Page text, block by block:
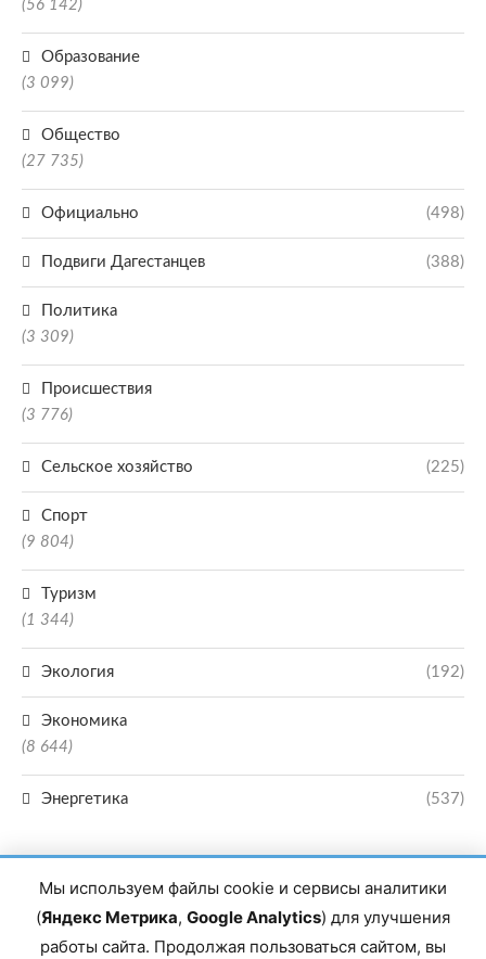
(56 142)
Образование
(3 099)
Общество
(27 735)
Официально (498)
Подвиги Дагестанцев (388)
Политика
(3 309)
Происшествия
(3 776)
Сельское хозяйство (225)
Спорт
(9 804)
Туризм
(1 344)
Экология (192)
Экономика
(8 644)
Энергетика (537)
Мы используем файлы cookie и сервисы аналитики
(Яндекс Метрика, Google Analytics) для улучшения
работы сайта. Продолжая пользоваться сайтом, вы